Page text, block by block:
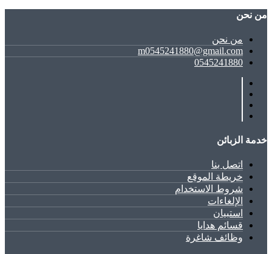
ﻣﻦ ﻧﺤﻦ
ﻣﻦ ﻧﺤﻦ
m0545241880@gmail.com
0545241880
خدمة الزبائن
اتصل بنا
خريطة الموقع
شروط الاستخدام
الإلغاءات
استبيان
قسائم هدايا
وظائف شاغرة